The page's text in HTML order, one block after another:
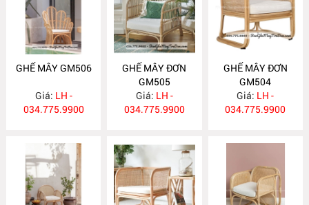
GHẾ MÂY GM506
Giá: LH -
034.775.9900
GHẾ MÂY ĐƠN
GM505
Giá: LH -
034.775.9900
GHẾ MÂY ĐƠN
GM504
Giá: LH -
034.775.9900